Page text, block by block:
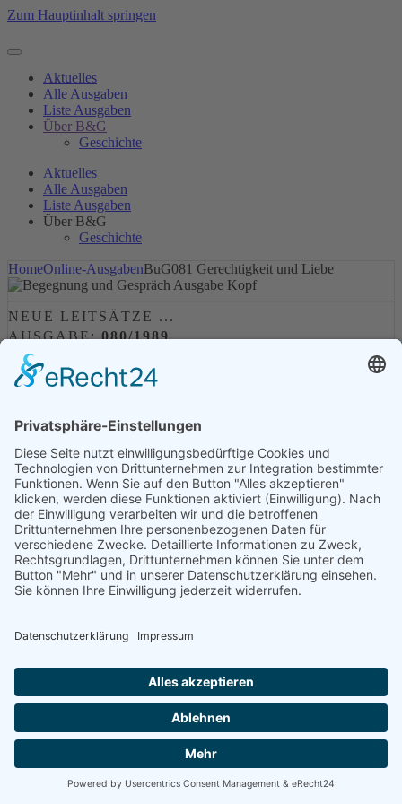
Zum Hauptinhalt springen
Aktuelles
Alle Ausgaben
Liste Ausgaben
Über B&G
Geschichte
Aktuelles
Alle Ausgaben
Liste Ausgaben
Über B&G
Geschichte
HomeOnline-AusgabenBuG081 Gerechtigkeit und Liebe
NEUE LEITSÄTZE ...
AUSGABE:080/1989
Leserkommentare (0)
Ausgabe als PDF
Neue Leitsätze ...
... für den Unterricht und die Erziehung
Diözesen Bayern,Evangelisch-Lutherische
Landeskirche Bayern
als PDF herunterladen
Gruber-Kalender
Datenschutz
Im Auftrag des Evangelischen Landeskirchenamtes Bayern und des